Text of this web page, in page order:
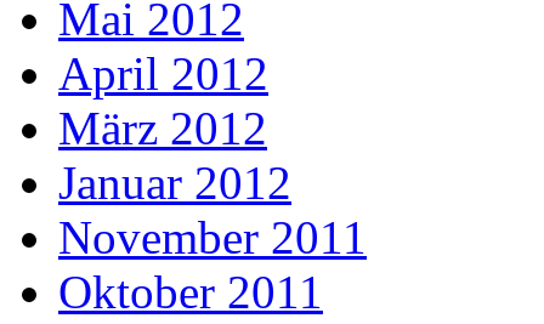
Mai 2012
April 2012
März 2012
Januar 2012
November 2011
Oktober 2011